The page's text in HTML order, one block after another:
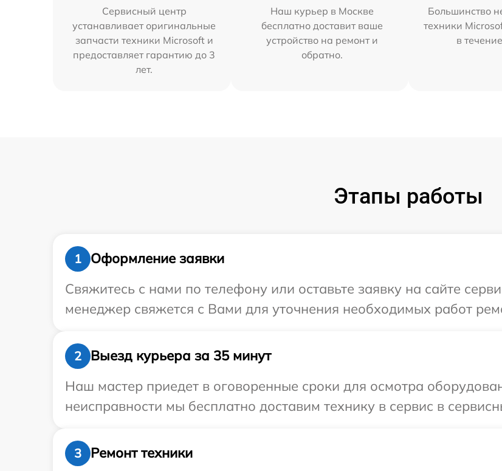
Сервисный центр
устанавливает оригинальные
запчасти техники Microsoft и
предоставляет гарантию до 3
лет.
Наш курьер в Москве
бесплатно доставит ваше
устройство на ремонт и
обратно.
Большинство
техники
в
Этапы работы
1
Оформление заявки
Свяжитесь с нами по телефону или оставьте заявку на сайте
менеджер свяжется с Вами для уточнения необходимых работ
2
Выезд курьера за 35 минут
Наш мастер приедет в оговоренные сроки для осмотра
неисправности мы бесплатно доставим технику в сервис в
3
Ремонт техники